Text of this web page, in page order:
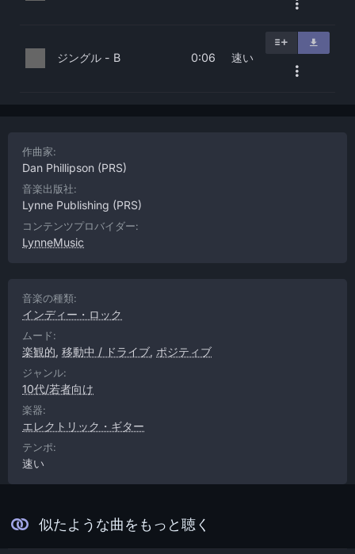
ジングル - B 0:06 速い
作曲家:
Dan Phillipson (PRS)
音楽出版社:
Lynne Publishing (PRS)
コンテンツプロバイダー:
LynneMusic
音楽の種類:
インディー・ロック
ムード:
楽観的, 移動中 / ドライブ, ポジティブ
ジャンル:
10代/若者向け
楽器:
エレクトリック・ギター
テンポ:
速い
似たような曲をもっと聴く